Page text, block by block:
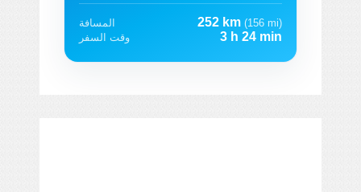
المسافة 252 km (156 mi)
وقت السفر
3 h 24 min